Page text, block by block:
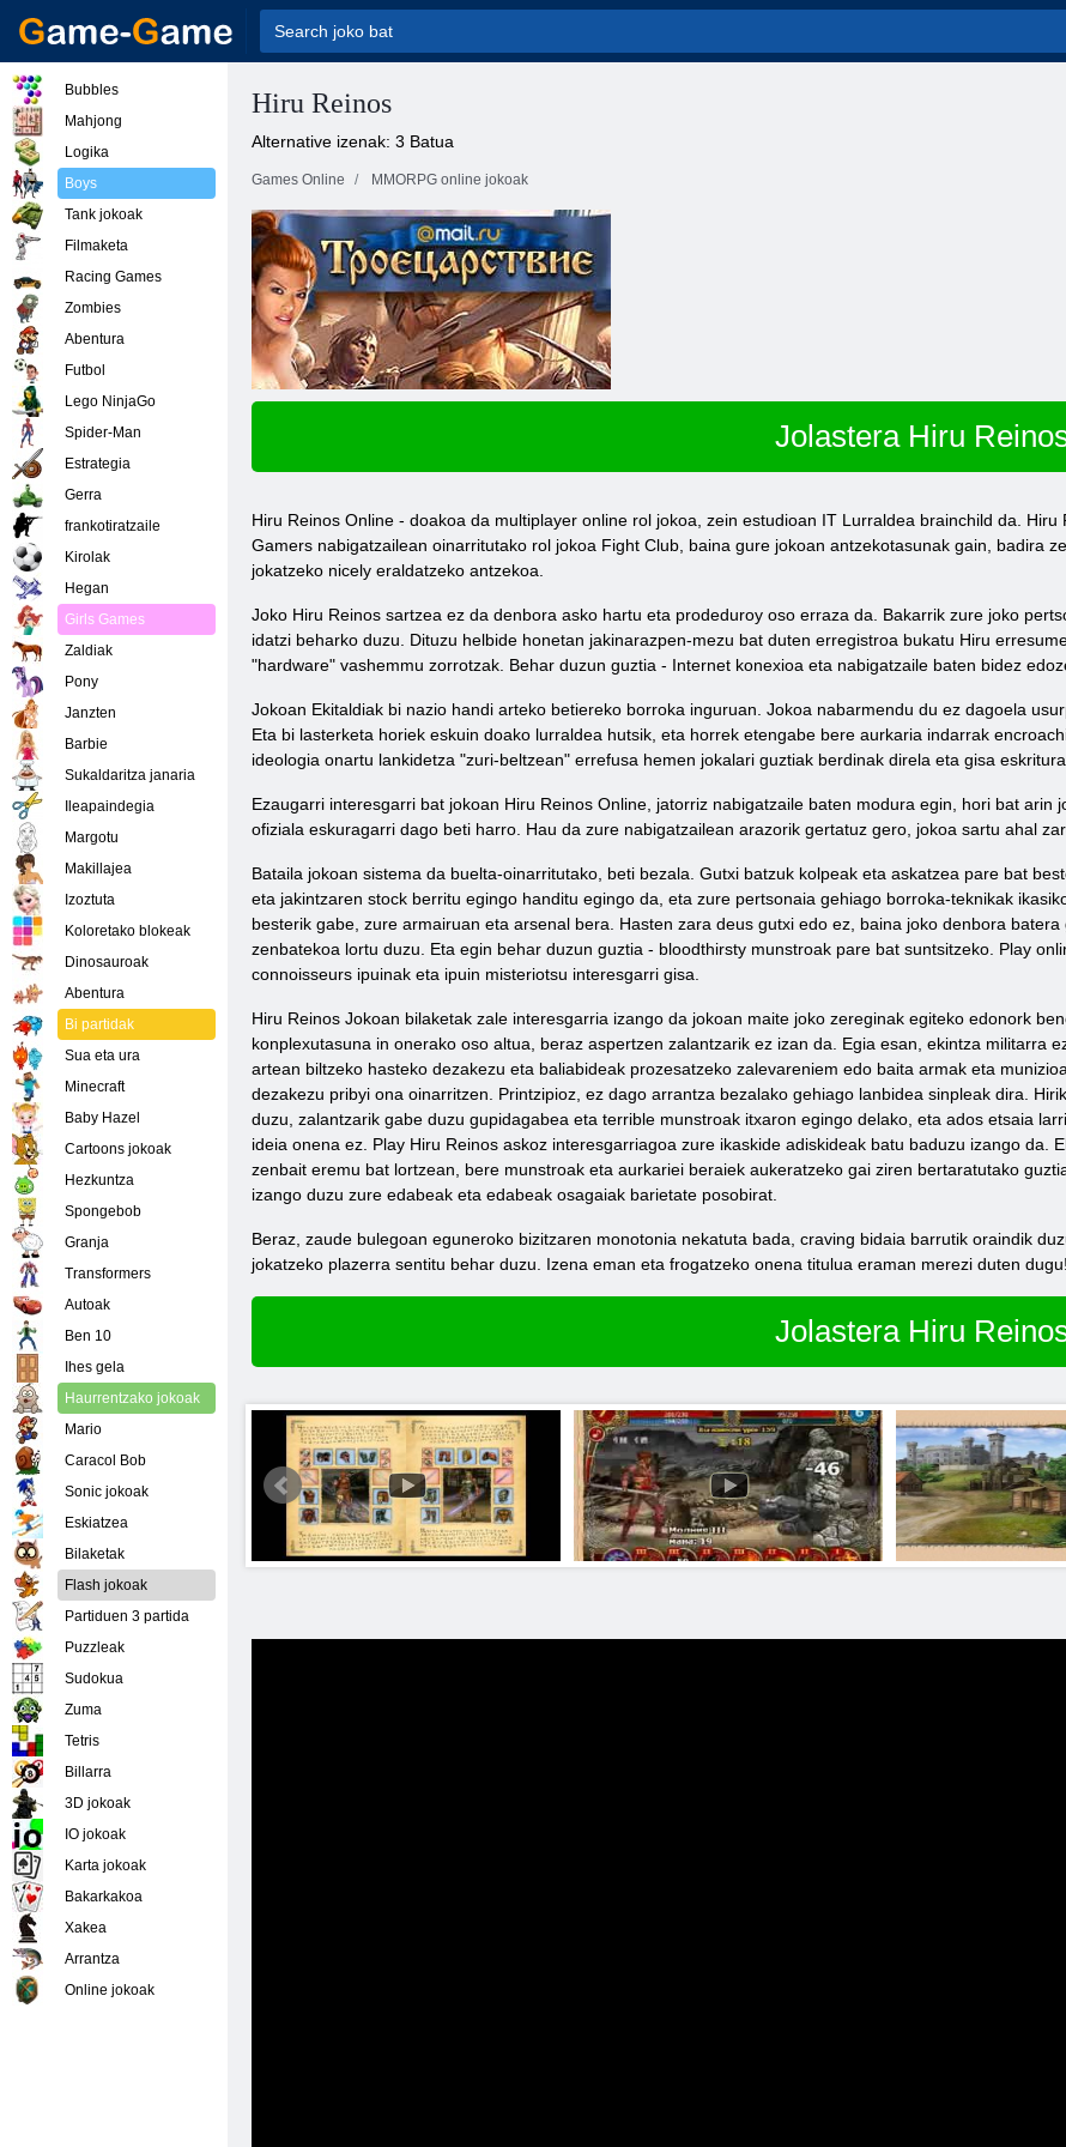
Hiru Reinos
Alternative izenak: 3 Batua
Games Online MMORPG online jokoak
Jolastera Hiru
Hiru Reinos Online - doakoa da multiplayer online rol jokoa, zein estudioan IT Lurraldea brainchild da.
Gamers nabigatzailean oinarritutako rol jokoa Fight Club, baina gure jokoan antzekotasunak gain, badira
jokatzeko nicely eraldatzeko antzekoa.
Joko Hiru Reinos sartzea ez da denbora asko hartu eta prodeduroy oso erraza da. Bakarrik zure joko
idatzi beharko duzu. Dituzu helbide honetan jakinarazpen-mezu bat duten erregistroa bukatu Hiru
"hardware" vashemmu zorrotzak. Behar duzun guztia - Internet konexioa eta nabigatzaile baten bidez
Jokoan Ekitaldiak bi nazio handi arteko betiereko borroka inguruan. Jokoa nabarmendu du ez dagoela
Eta bi lasterketa horiek eskuin doako lurraldea hutsik, eta horrek etengabe bere aurkaria indarrak
ideologia onartu lankidetza "zuri-beltzean" errefusa hemen jokalari guztiak berdinak direla eta gisa
Ezaugarri interesgarri bat jokoan Hiru Reinos Online, jatorriz nabigatzaile baten modura egin, hori bat
ofiziala eskuragarri dago beti harro. Hau da zure nabigatzailean arazorik gertatuz gero, jokoa sartu ahal
Bataila jokoan sistema da buelta-oinarritutako, beti bezala. Gutxi batzuk kolpeak eta askatzea pare bat
eta jakintzaren stock berritu egingo handitu egingo da, eta zure pertsonaia gehiago borroka-teknikak
besterik gabe, zure armairuan eta arsenal bera. Hasten zara deus gutxi edo ez, baina joko denbora
zenbatekoa lortu duzu. Eta egin behar duzun guztia - bloodthirsty munstroak pare bat suntsitzeko. Play
connoisseurs ipuinak eta ipuin misteriotsu interesgarri gisa.
Hiru Reinos Jokoan bilaketak zale interesgarria izango da jokoan maite joko zereginak egiteko edonork
konplexutasuna in onerako oso altua, beraz aspertzen zalantzarik ez izan da. Egia esan, ekintza militarra
artean biltzeko hasteko dezakezu eta baliabideak prozesatzeko zalevareniem edo baita armak eta
dezakezu pribyi ona oinarritzen. Printzipioz, ez dago arrantza bezalako gehiago lanbidea sinpleak dira.
duzu, zalantzarik gabe duzu gupidagabea eta terrible munstroak itxaron egingo delako, eta ados etsaia
ideia onena ez. Play Hiru Reinos askoz interesgarriagoa zure ikaskide adiskideak batu baduzu izango
zenbait eremu bat lortzean, bere munstroak eta aurkariei beraiek aukeratzeko gai ziren bertaratutako
izango duzu zure edabeak eta edabeak osagaiak barietate posobirat.
Beraz, zaude bulegoan eguneroko bizitzaren monotonia nekatuta bada, craving bidaia barrutik oraindik
jokatzeko plazerra sentitu behar duzu. Izena eman eta frogatzeko onena titulua eraman merezi duten dugu!
Jolastera Hiru
Bubbles
Mahjong
Logika
Boys
Tank jokoak
Filmaketa
Racing Games
Zombies
Abentura
Futbol
Lego NinjaGo
Spider-Man
Estrategia
Gerra
frankotiratzaile
Kirolak
Hegan
Girls Games
Zaldiak
Pony
Janzten
Barbie
Sukaldaritza janaria
Ileapaindegia
Margotu
Makillajea
Izoztuta
Koloretako blokeak
Dinosauroak
Abentura
Bi partidak
Sua eta ura
Minecraft
Baby Hazel
Cartoons jokoak
Hezkuntza
Spongebob
Granja
Transformers
Autoak
Ben 10
Ihes gela
Haurrentzako jokoak
Mario
Caracol Bob
Sonic jokoak
Eskiatzea
Bilaketak
Flash jokoak
Partiduen 3 partida
Puzzleak
Sudokua
Zuma
Tetris
Billarra
3D jokoak
IO jokoak
Karta jokoak
Bakarkakoa
Xakea
Arrantza
Online jokoak